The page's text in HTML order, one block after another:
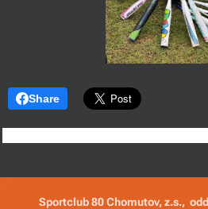
Share
Sportclub 80 Chomutov, z.s.,